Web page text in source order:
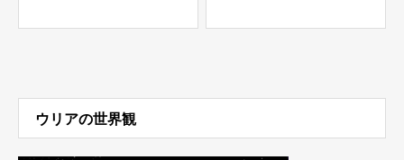
ウリアの世界観